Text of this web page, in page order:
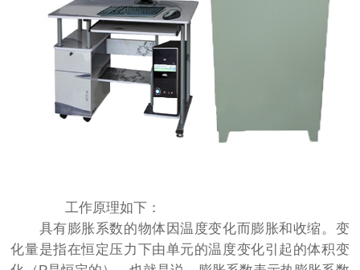
工作原理如下：
具有膨胀系数的物体因温度变化而膨胀和收缩。变
化量是指在恒定压力下由单元的温度变化引起的体积变